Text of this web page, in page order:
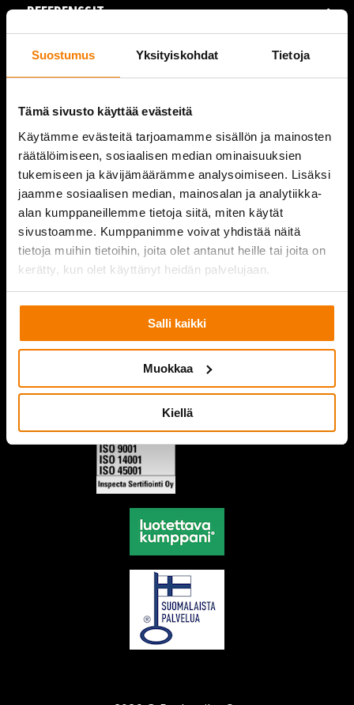
Suostumus Yksityiskohdat Tietoja
Tämä sivusto käyttää evästeitä
Käytämme evästeitä tarjoamamme sisällön ja mainosten
räätälöimiseen, sosiaalisen median ominaisuuksien
tukemiseen ja kävijämäärämme analysoimiseen. Lisäksi
jaamme sosiaalisen median, mainosalan ja analytiikka-
alan kumppaneillemme tietoja siitä, miten käytät
sivustoamme. Kumppanimme voivat yhdistää näitä
tietoja muihin tietoihin, joita olet antanut heille tai joita on
kerätty, kun olet käyttänyt heidän palvelujaan.
Salli kaikki
Muokkaa
Kiellä
REFERENSSIT
AJANKOHTAISTA
YRITYS
YHTEYSTIEDOT
PURKUPIHA